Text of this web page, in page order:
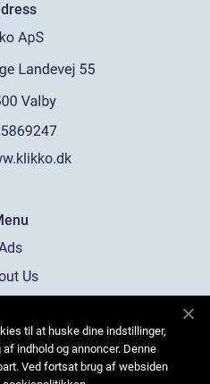
Us
til at huske dine indstillinger,
indhold og annoncer. Denne
Ved fortsat brug af websiden